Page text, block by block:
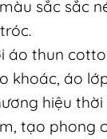
sắc sắc
áo thun
khoác, áo
hiệu
tạo phong